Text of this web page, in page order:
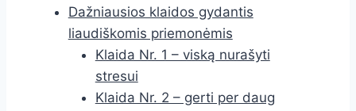
Dažniausios klaidos gydantis
liaudiškomis priemonėmis
Klaida Nr. 1 – viską nurašyti
stresui
Klaida Nr. 2 – gerti per daug